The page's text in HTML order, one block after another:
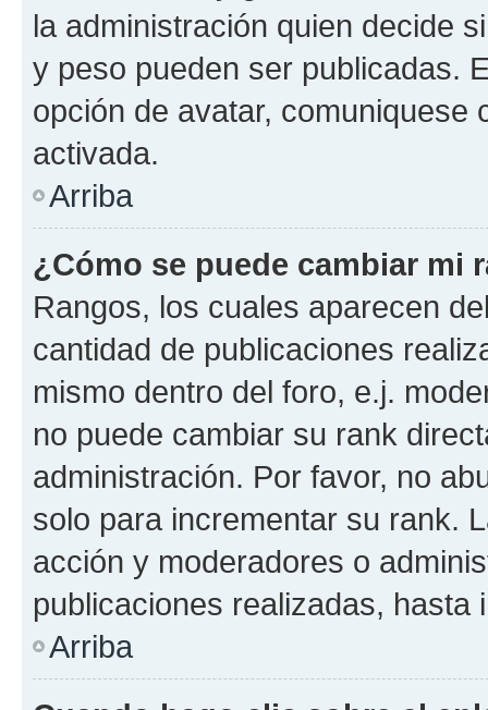
la administración quien decide
y peso pueden ser publicadas.
opción de avatar, comuniquese
activada.
Arriba
¿Cómo se puede cambiar mi
Rangos, los cuales aparecen
cantidad de publicaciones
mismo dentro del foro, e.j.
no puede cambiar su rank
administración. Por favor, no
solo para incrementar su rank.
acción y moderadores o
publicaciones realizadas, hasta
Arriba